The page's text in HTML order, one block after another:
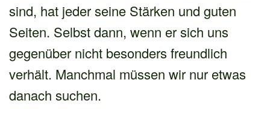
sind, hat jeder seine Stärken und guten
Seiten. Selbst dann, wenn er sich uns
gegenüber nicht besonders freundlich
verhält. Manchmal müssen wir nur etwas
danach suchen.